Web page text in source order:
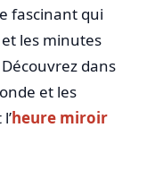
fascinant qui
les minutes
dans
et les
heure miroir